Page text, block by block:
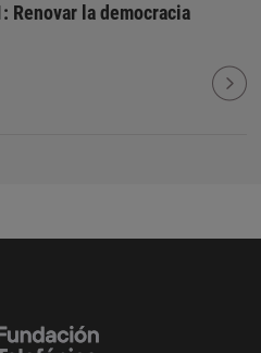
Renovar la democracia